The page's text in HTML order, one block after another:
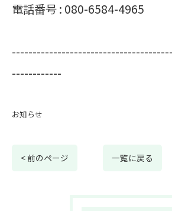
電話番号 : 080-6584-4965
------------
お知らせ
< 前のページ 一覧に戻る